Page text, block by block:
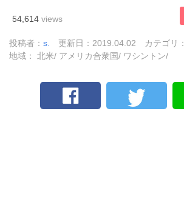
54,614 views
投稿者： s. 更新日：2019.04.02 カテゴリ：
地域： 北米/ アメリカ合衆国/ ワシントン/